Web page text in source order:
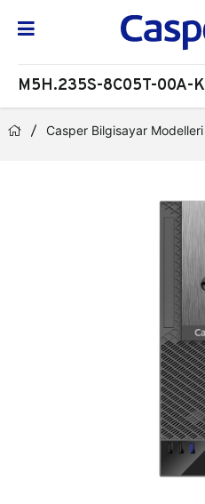
M5H.235S-8C05T-00A-K
Casper Bilgisayar Modelleri